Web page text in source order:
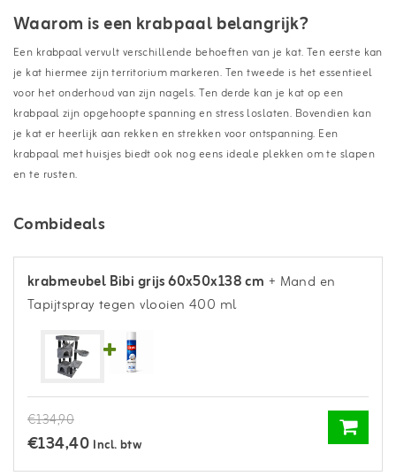
Waarom is een krabpaal belangrijk?
Een krabpaal vervult verschillende behoeften van je kat. Ten eerste kan
je kat hiermee zijn territorium markeren. Ten tweede is het essentieel
voor het onderhoud van zijn nagels. Ten derde kan je kat op een
krabpaal zijn opgehoopte spanning en stress loslaten. Bovendien kan
je kat er heerlijk aan rekken en strekken voor ontspanning. Een
krabpaal met huisjes biedt ook nog eens ideale plekken om te slapen
en te rusten.
Combideals
krabmeubel Bibi grijs 60x50x138 cm + Mand en
Tapijtspray tegen vlooien 400 ml
€134,90
€134,40 Incl. btw